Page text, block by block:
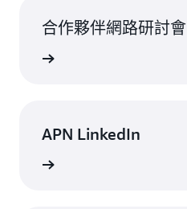
合作夥伴網路研討會
APN LinkedIn